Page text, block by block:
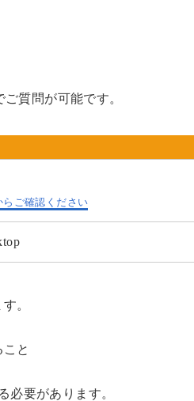
質問が可能です。
ご確認ください
。
こと
要があります。